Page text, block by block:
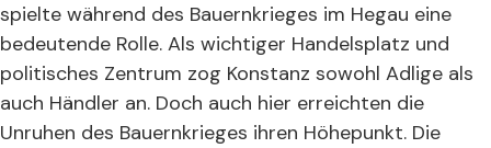
spielte während des Bauernkrieges im Hegau eine
bedeutende Rolle. Als wichtiger Handelsplatz und
politisches Zentrum zog Konstanz sowohl Adlige als
auch Händler an. Doch auch hier erreichten die
Unruhen des Bauernkrieges ihren Höhepunkt. Die